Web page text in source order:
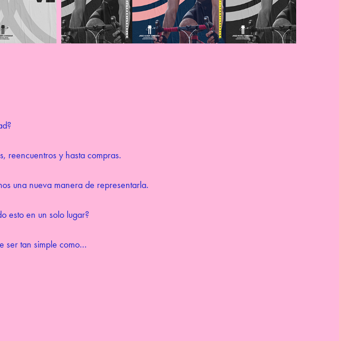
reencuentros y hasta compras.
una nueva manera de representarla.
esto en un solo lugar?
ser tan simple como...